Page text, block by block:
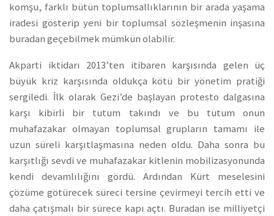
komşu, farklı bütün toplumsallıklarının bir arada yaşama
iradesi gösterip yeni bir toplumsal sözleşmenin inşasına
buradan geçebilmek mümkün olabilir.
Akparti iktidarı 2013’ten itibaren karşısında gelen üç
büyük kriz karşısında oldukça kötü bir yönetim pratiği
sergiledi. İlk olarak Gezi’de başlayan protesto dalgasına
karşı kibirli bir tutum takındı ve bu tutum onun
muhafazakar olmayan toplumsal grupların tamamı ile
uzun süreli karşıtlaşmasına neden oldu. Daha sonra bu
karşıtlığı sevdi ve muhafazakar kitlenin mobilizasyonunda
kendi devamlılığını gördü. Ardından Kürt meselesini
çözüme götürecek süreci tersine çevirmeyi tercih etti ve
daha çatışmalı bir sürece kapı açtı. Buradan ise milliyetçi